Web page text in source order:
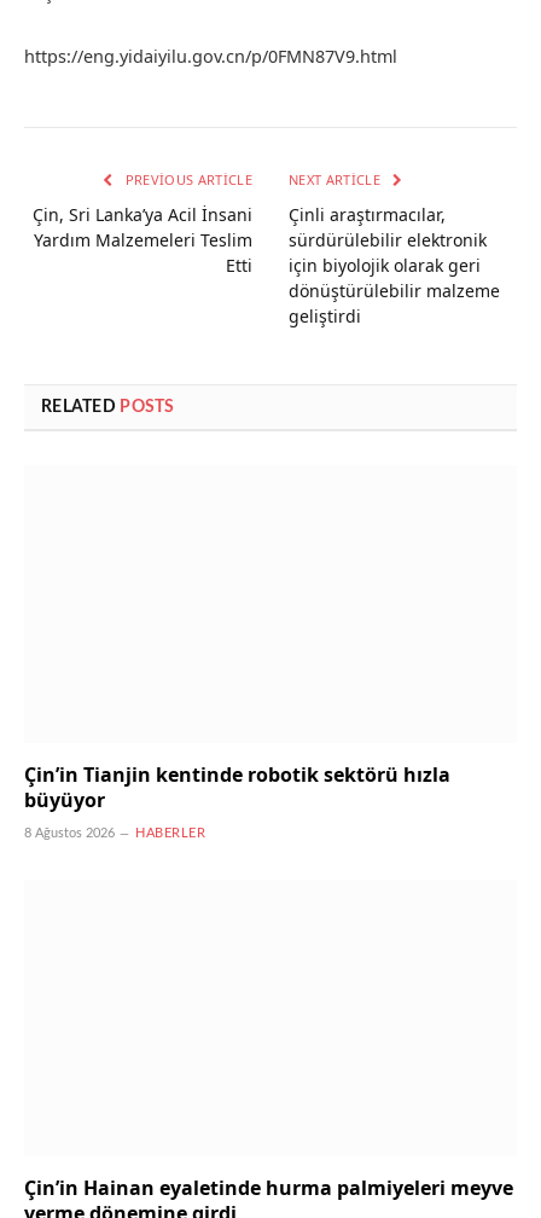
https://eng.yidaiyilu.gov.cn/p/0FMN87V9.html
PREVIOUS ARTICLE
Çin, Sri Lanka’ya Acil İnsani
Yardım Malzemeleri Teslim
Etti
NEXT ARTICLE
Çinli araştırmacılar,
sürdürülebilir elektronik
için biyolojik olarak geri
dönüştürülebilir malzeme
geliştirdi
RELATED POSTS
Çin’in Tianjin kentinde robotik sektörü hızla
büyüyor
8 Ağustos 2026 HABERLER
Çin’in Hainan eyaletinde hurma palmiyeleri meyve